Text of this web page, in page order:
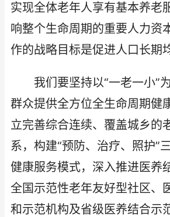
实现全体老年人享有基本养老
响整个生命周期的重要人力资
作的战略目标是促进人口长期
我们要坚持以“一老一小”
群众提供全方位全生命周期健
立完善综合连续、覆盖城乡的
系，构建“预防、治疗、照护”
健康服务模式，深入推进医养
全国示范性老年友好型社区、
和示范机构及省级医养结合示